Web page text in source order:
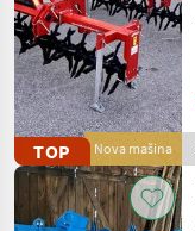
TOP Nova mašina